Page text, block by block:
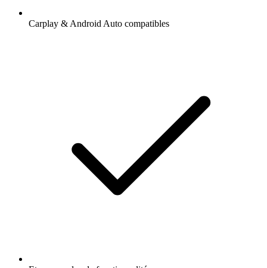
Carplay & Android Auto compatibles